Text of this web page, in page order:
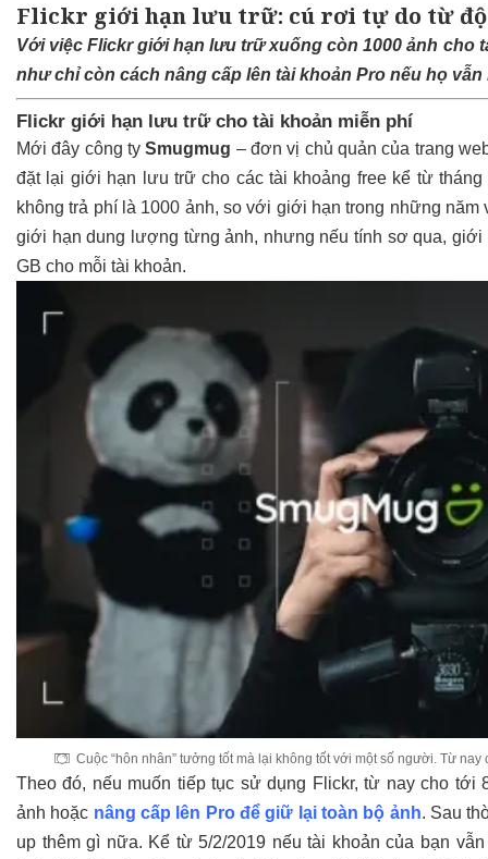
Flickr giới hạn lưu trữ: cú rơi tự do từ độ
Với việc Flickr giới hạn lưu trữ xuống còn 1000 ảnh cho
như chỉ còn cách nâng cấp lên tài khoản Pro nếu họ
Flickr giới hạn lưu trữ cho tài khoản miễn phí
Mới đây công tySmugmug – đơn vị chủ quản của trang
đặt lại giới hạn lưu trữ cho các tài khoảng free kể từ
không trả phí là 1000 ảnh, so với giới hạn trong những
giới hạn dung lượng từng ảnh, nhưng nếu tính sơ qua,
GB cho mỗi tài khoản.
Cuộc “hôn nhân” tưởng tốt mà lại không tốt với một số người. Từ
Theo đó, nếu muốn tiếp tục sử dụng Flickr, từ nay cho
ảnh hoặc nâng cấp lên Pro để giữ lại toàn bộ ảnh. Sau
up thêm gì nữa. Kể từ 5/2/2019 nếu tài khoản của bạn